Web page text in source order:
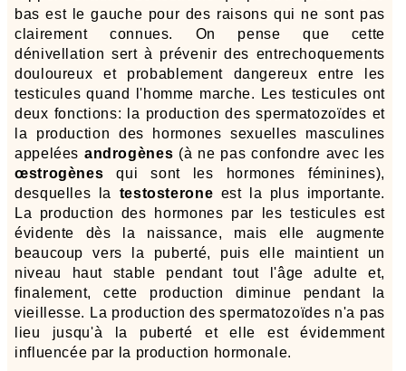
bas est le gauche pour des raisons qui ne sont pas
clairement connues. On pense que cette
dénivellation sert à prévenir des entrechoquements
douloureux et probablement dangereux entre les
testicules quand l'homme marche. Les testicules ont
deux fonctions: la production des spermatozoïdes et
la production des hormones sexuelles masculines
appelées androgènes (à ne pas confondre avec les
œstrogènes qui sont les hormones féminines),
desquelles la testosterone est la plus importante.
La production des hormones par les testicules est
évidente dès la naissance, mais elle augmente
beaucoup vers la puberté, puis elle maintient un
niveau haut stable pendant tout l'âge adulte et,
finalement, cette production diminue pendant la
vieillesse. La production des spermatozoïdes n'a pas
lieu jusqu'à la puberté et elle est évidemment
influencée par la production hormonale.